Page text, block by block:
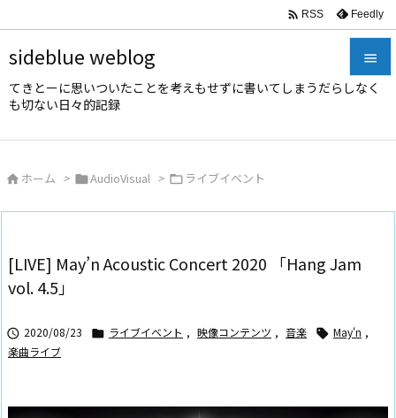
sideblue weblog
てきとーに思いついたことを考えもせずに書いてしまうだらしなく
も切ない日々的記録



 RSS Feedly
 ホーム > AudioVisual >  ライブイベント
[LIVE] May’n Acoustic Concert 2020 「Hang Jam
vol. 4.5」
 2020/08/23  ライブイベント , 映像コンテンツ , 音楽  May'n ,
楽曲ライブ